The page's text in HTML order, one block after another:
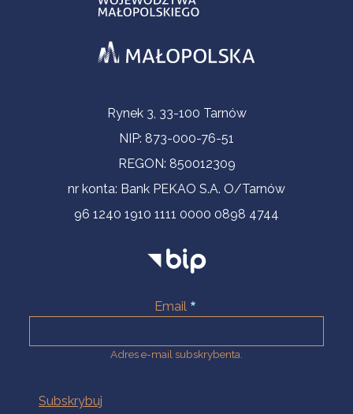
Informacje kontaktoweRynek 3, 33-100 Tarnów
NIP: 873-000-76-51
REGON: 850012309
nr konta: Bank PEKAO S.A. O/Tarnów
96 1240 1910 1111 0000 0898 4744
Email
Adres e-mail subskrybenta.